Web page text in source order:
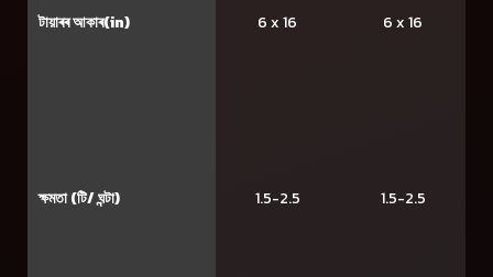
টায়াৰৰ আকাৰ(in)
ক্ষমতা (টি/ ঘন্টা)
6 x 16
1.5-2.5
6 x 16
1.5-2.5